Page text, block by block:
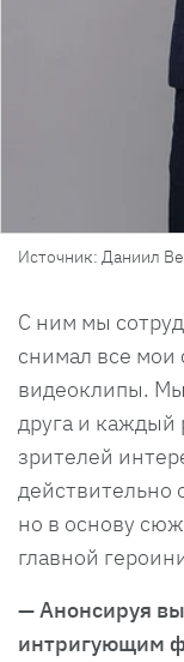
Источник: Даниил
С ним мы
снимал все
видеоклипы.
друга и каждый
зрителей
действительно
но в основу
главной
— Анонсируя
интригующим